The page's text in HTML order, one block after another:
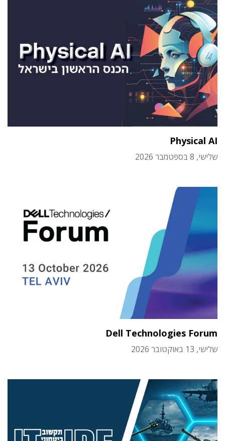
Physical AI
שלישי, 8 בספטמבר 2026
Dell Technologies Forum
שלישי, 13 באוקטובר 2026